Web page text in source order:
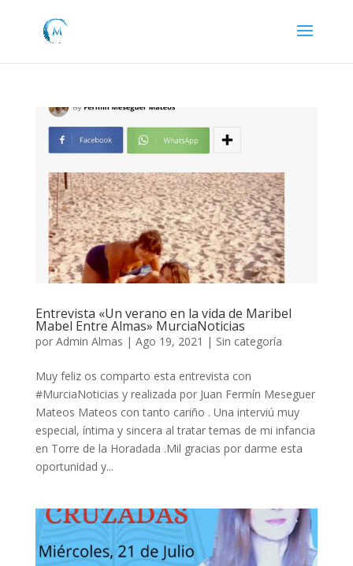
Entrevista «Un verano en la vida de Maribel
Mabel Entre Almas» MurciaNoticias
por Admin Almas | Ago 19, 2021 | Sin categoría
Muy feliz os comparto esta entrevista con
#MurciaNoticias y realizada por Juan Fermín Meseguer
Mateos Mateos con tanto cariño . Una interviú muy
especial, íntima y sincera al tratar temas de mi infancia
en Torre de la Horadada .Mil gracias por darme esta
oportunidad y...